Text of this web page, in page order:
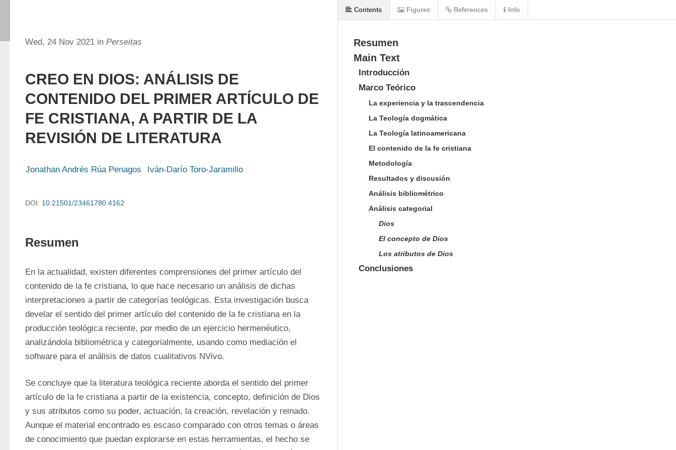
Wed, 24 Nov 2021 in Perseitas
CREO EN DIOS: ANÁLISIS DE
CONTENIDO DEL PRIMER ARTÍCULO DE
FE CRISTIANA, A PARTIR DE LA
REVISIÓN DE LITERATURA
Jonathan Andrés Rúa Penagos Iván-Darío Toro-Jaramillo
DOI: 10.21501/23461780.4162
Resumen
En la actualidad, existen diferentes comprensiones del primer artículo del
contenido de la fe cristiana, lo que hace necesario un análisis de dichas
interpretaciones a partir de categorías teológicas. Esta investigación busca
develar el sentido del primer artículo del contenido de la fe cristiana en la
producción teológica reciente, por medio de un ejercicio hermenéutico,
analizándola bibliométrica y categorialmente, usando como mediación el
software para el análisis de datos cualitativos NVivo.
Se concluye que la literatura teológica reciente aborda el sentido del primer
artículo de la fe cristiana a partir de la existencia, concepto, definición de Dios
y sus atributos como su poder, actuación, la creación, revelación y reinado.
Aunque el material encontrado es escaso comparado con otros temas o áreas
de conocimiento que puedan explorarse en estas herramientas, el hecho se
Resumen
Main Text
Introducción
Marco Teórico
La experiencia y la trascendencia
La Teología dogmática
La Teología latinoamericana
El contenido de la fe cristiana
Metodología
Resultados y discusión
Análisis bibliométrico
Análisis categorial
Dios
El concepto de Dios
Los atributos de Dios
Conclusiones
Contents Figures References Info